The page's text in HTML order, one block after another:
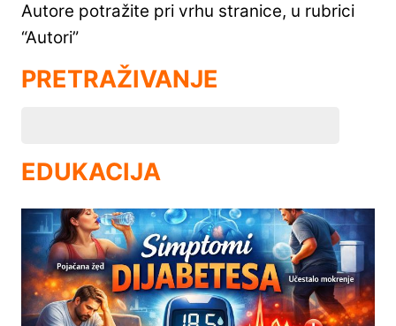
Autore potražite pri vrhu stranice, u rubrici
“Autori”
PRETRAŽIVANJE
EDUKACIJA